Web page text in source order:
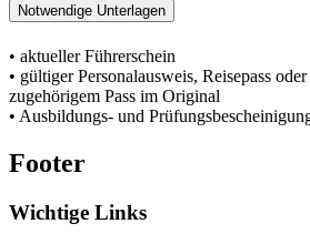
Notwendige Unterlagen
• aktueller Führerschein
• gültiger Personalausweis, Reisepass
zugehörigem Pass im Original
• Ausbildungs- und
Footer
Wichtige Links